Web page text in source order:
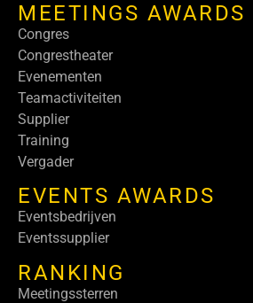
MEETINGS AWARDS
Congres
Congrestheater
Evenementen
Teamactiviteiten
Supplier
Training
Vergader
EVENTS AWARDS
Eventsbedrijven
Eventssupplier
RANKING
Meetingssterren